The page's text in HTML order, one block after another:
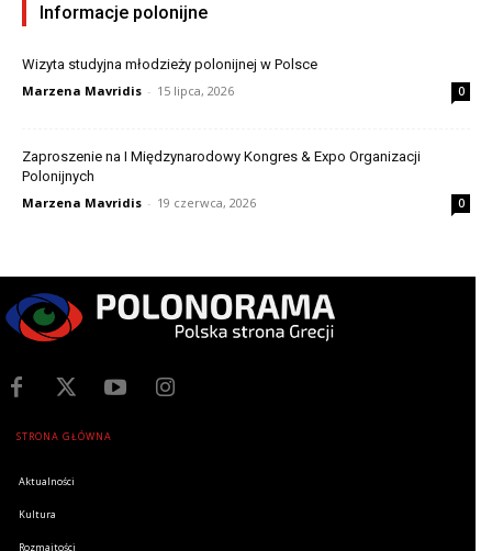
Informacje polonijne
Wizyta studyjna młodzieży polonijnej w Polsce
Marzena Mavridis - 15 lipca, 2026 0
Zaproszenie na I Międzynarodowy Kongres & Expo Organizacji
Polonijnych
Marzena Mavridis - 19 czerwca, 2026 0
STRONA GŁÓWNA
Aktualności
Kultura
Rozmaitości